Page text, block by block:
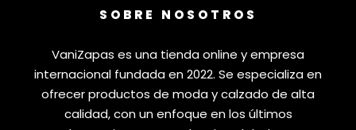
SOBRE NOSOTROS
VaniZapas es una tienda online y empresa
internacional fundada en 2022. Se especializa en
ofrecer productos de moda y calzado de alta
calidad, con un enfoque en los últimos